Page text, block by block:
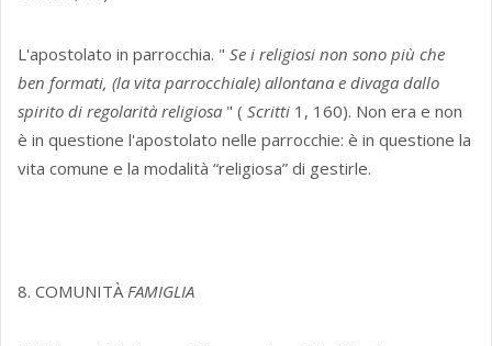
L'apostolato in parrocchia. " Se i religiosi non sono più che
ben formati, (la vita parrocchiale) allontana e divaga dallo
spirito di regolarità religiosa " ( Scritti 1, 160). Non era e non
è in questione l'apostolato nelle parrocchie: è in questione la
vita comune e la modalità “religiosa” di gestirle.
8. COMUNITÀFAMIGLIA